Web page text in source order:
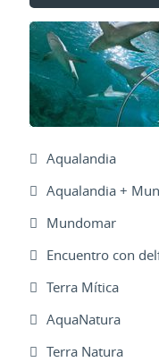
Aqualandia
Aqualandia +
Mundomar
Encuentro con
Terra Mítica
AquaNatura
Terra Natura